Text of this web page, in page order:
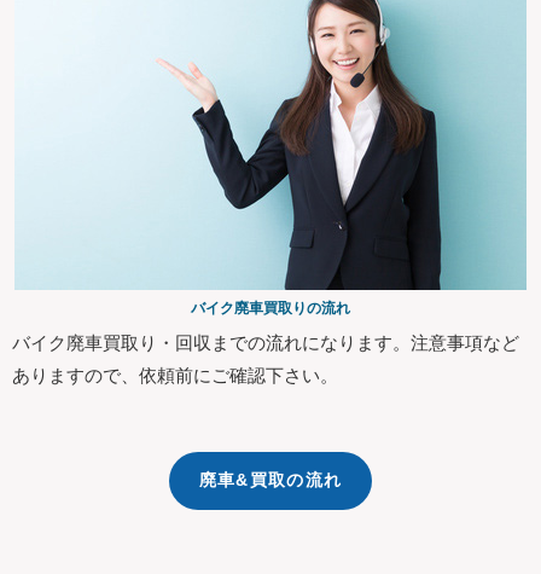
バイク廃車買取りの流れ
バイク廃車買取り・回収までの流れになります。注意事項など
ありますので、依頼前にご確認下さい。
廃車&買取の流れ